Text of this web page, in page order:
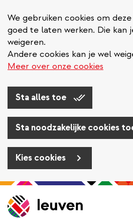
We gebruiken cookies om
goed te laten werken. Die kan
weigeren.
Andere cookies kan je wel
Meer over onze cookies
Sta alles toe
Sta noodzakelijke cookies
Kies cookies
Overslaan
en
naar